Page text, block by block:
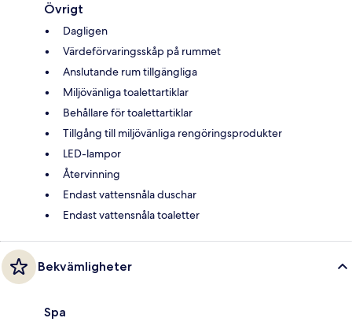
Övrigt
Dagligen
Värdeförvaringsskåp på rummet
Anslutande rum tillgängliga
Miljövänliga toalettartiklar
Behållare för toalettartiklar
Tillgång till miljövänliga rengöringsprodukter
LED-lampor
Återvinning
Endast vattensnåla duschar
Endast vattensnåla toaletter
Bekvämligheter
Spa